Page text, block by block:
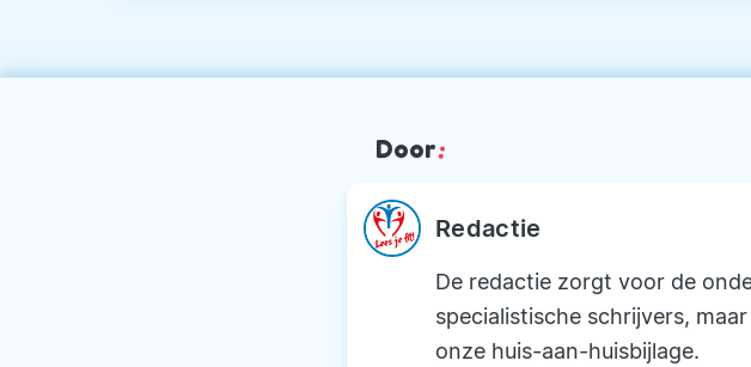
Door:
Redactie
De redactie zorgt voor de
specialistische schrijvers,
onze huis-aan-huisbijlage.